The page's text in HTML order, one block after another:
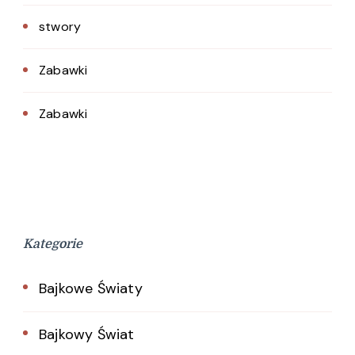
stwory
Zabawki
Zabawki
Kategorie
Bajkowe Światy
Bajkowy Świat